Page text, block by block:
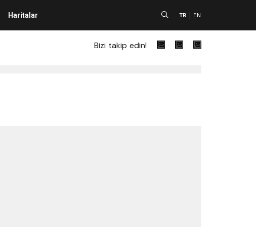
Haritalar A TR EN
Bizi takip edin!